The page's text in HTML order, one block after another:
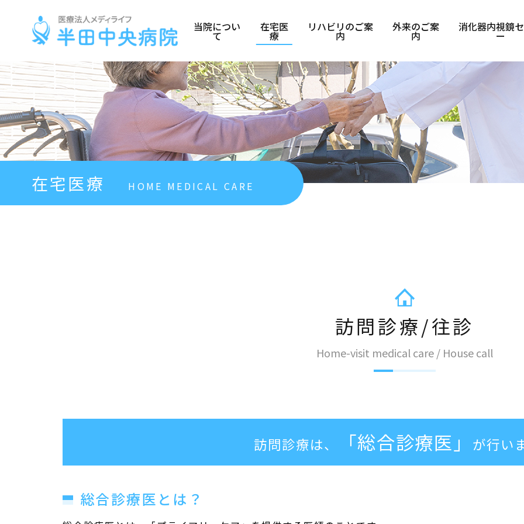
当院につい
て
在宅医
療
リハビリのご案
内
外来のご案
内
消化器内視鏡
ー
在宅医療 HOME MEDICAL CARE
訪問診療/往診
Home-visit medical care / House call
訪問診療は、 「総合診療医」 が行い
総合診療医とは？